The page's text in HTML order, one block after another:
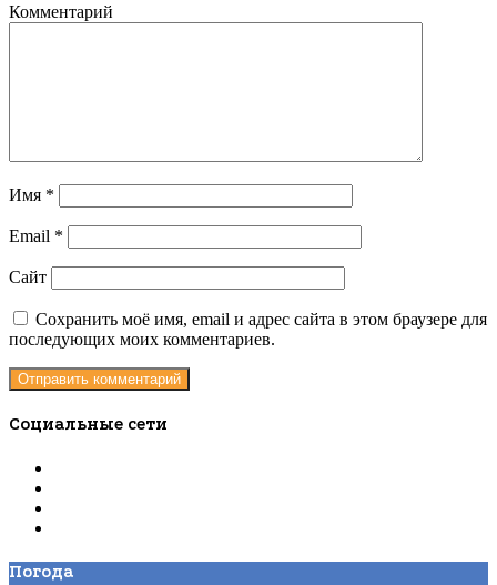
Комментарий
Имя *
Email *
Сайт
Сохранить моё имя, email и адрес сайта в этом браузере для
последующих моих комментариев.
Социальные сети
Погода